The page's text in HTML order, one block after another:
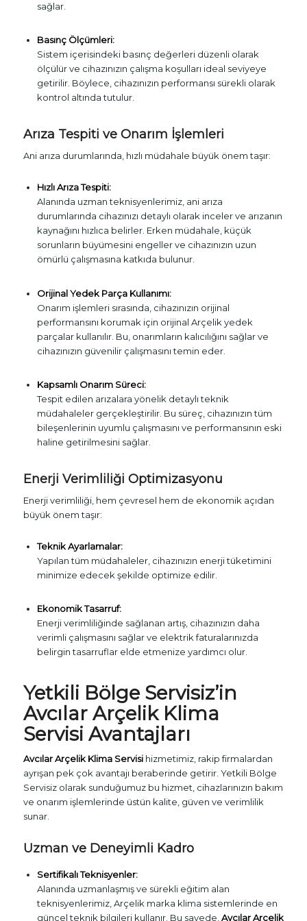
sağlar.
Basınç Ölçümleri:
Sistem içerisindeki basınç değerleri düzenli olarak
ölçülür ve cihazınızın çalışma koşulları ideal seviyeye
getirilir. Böylece, cihazınızın performansı sürekli olarak
kontrol altında tutulur.
Arıza Tespiti ve Onarım İşlemleri
Ani arıza durumlarında, hızlı müdahale büyük önem taşır:
Hızlı Arıza Tespiti:
Alanında uzman teknisyenlerimiz, ani arıza
durumlarında cihazınızı detaylı olarak inceler ve arızanın
kaynağını hızlıca belirler. Erken müdahale, küçük
sorunların büyümesini engeller ve cihazınızın uzun
ömürlü çalışmasına katkıda bulunur.
Orijinal Yedek Parça Kullanımı:
Onarım işlemleri sırasında, cihazınızın orijinal
performansını korumak için orijinal Arçelik yedek
parçalar kullanılır. Bu, onarımların kalıcılığını sağlar ve
cihazınızın güvenilir çalışmasını temin eder.
Kapsamlı Onarım Süreci:
Tespit edilen arızalara yönelik detaylı teknik
müdahaleler gerçekleştirilir. Bu süreç, cihazınızın tüm
bileşenlerinin uyumlu çalışmasını ve performansının eski
haline getirilmesini sağlar.
Enerji Verimliliği Optimizasyonu
Enerji verimliliği, hem çevresel hem de ekonomik açıdan
büyük önem taşır:
Teknik Ayarlamalar:
Yapılan tüm müdahaleler, cihazınızın enerji tüketimini
minimize edecek şekilde optimize edilir.
Ekonomik Tasarruf:
Enerji verimliliğinde sağlanan artış, cihazınızın daha
verimli çalışmasını sağlar ve elektrik faturalarınızda
belirgin tasarruflar elde etmenize yardımcı olur.
Yetkili Bölge Servisiz’in
Avcılar Arçelik Klima
Servisi Avantajları
Avcılar Arçelik Klima Servisihizmetimiz, rakip firmalardan
ayrışan pek çok avantajı beraberinde getirir. Yetkili Bölge
Servisiz olarak sunduğumuz bu hizmet, cihazlarınızın bakım
ve onarım işlemlerinde üstün kalite, güven ve verimlilik
sunar.
Uzman ve Deneyimli Kadro
Sertifikalı Teknisyenler:
Alanında uzmanlaşmış ve sürekli eğitim alan
teknisyenlerimiz, Arçelik marka klima sistemlerinde en
güncel teknik bilgileri kullanır. Bu sayede, Avcılar Arçelik